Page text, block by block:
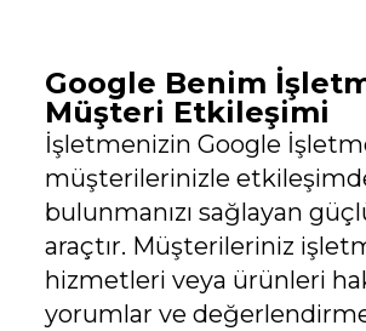
Google Benim
Müşteri Etkileşimi
İşletmenizin Google
müşterilerinizle
bulunmanızı sağlayan
araçtır. Müşterileriniz
hizmetleri veya ürünleri
yorumlar ve